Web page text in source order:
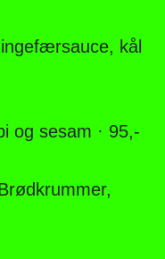
kål
og sesam · 95,-